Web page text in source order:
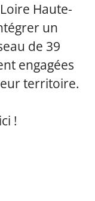
Haute-
un
de 39
engagées
territoire.
!